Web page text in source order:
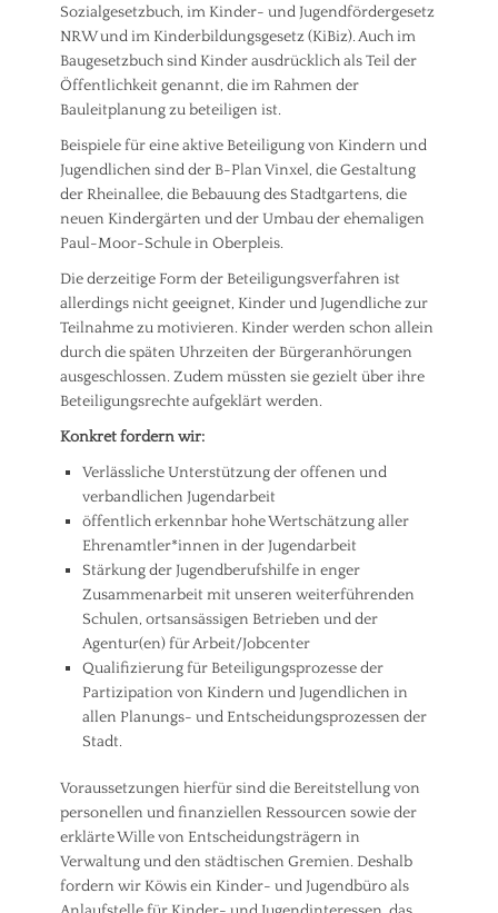
Sozialgesetzbuch, im Kinder- und Jugendfördergesetz
NRW und im Kinderbildungsgesetz (KiBiz). Auch im
Baugesetzbuch sind Kinder ausdrücklich als Teil der
Öffentlichkeit genannt, die im Rahmen der
Bauleitplanung zu beteiligen ist.
Beispiele für eine aktive Beteiligung von Kindern und
Jugendlichen sind der B-Plan Vinxel, die Gestaltung
der Rheinallee, die Bebauung des Stadtgartens, die
neuen Kindergärten und der Umbau der ehemaligen
Paul-Moor-Schule in Oberpleis.
Die derzeitige Form der Beteiligungsverfahren ist
allerdings nicht geeignet, Kinder und Jugendliche zur
Teilnahme zu motivieren. Kinder werden schon allein
durch die späten Uhrzeiten der Bürgeranhörungen
ausgeschlossen. Zudem müssten sie gezielt über ihre
Beteiligungsrechte aufgeklärt werden.
Konkret fordern wir:
Verlässliche Unterstützung der offenen und
verbandlichen Jugendarbeit
öffentlich erkennbar hohe Wertschätzung aller
Ehrenamtler*innen in der Jugendarbeit
Stärkung der Jugendberufshilfe in enger
Zusammenarbeit mit unseren weiterführenden
Schulen, ortsansässigen Betrieben und der
Agentur(en) für Arbeit/Jobcenter
Qualifizierung für Beteiligungsprozesse der
Partizipation von Kindern und Jugendlichen in
allen Planungs- und Entscheidungsprozessen der
Stadt.
Voraussetzungen hierfür sind die Bereitstellung von
personellen und finanziellen Ressourcen sowie der
erklärte Wille von Entscheidungsträgern in
Verwaltung und den städtischen Gremien. Deshalb
fordern wir Köwis ein Kinder- und Jugendbüro als